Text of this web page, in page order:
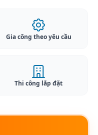
Gia công theo yêu cầu
Thi công lắp đặt